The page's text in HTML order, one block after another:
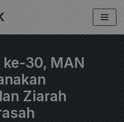
30, MAN
Ziarah